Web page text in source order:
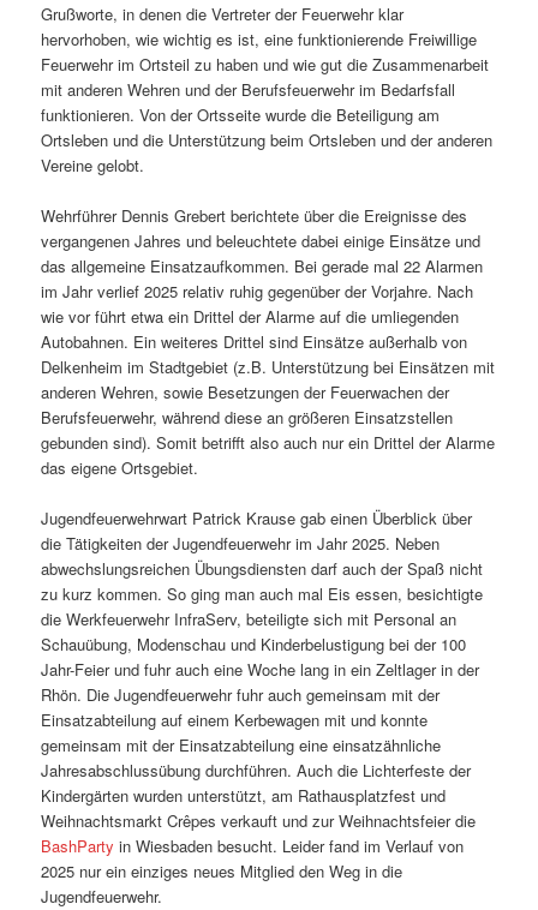
Grußworte, in denen die Vertreter der Feuerwehr klar
hervorhoben, wie wichtig es ist, eine funktionierende Freiwillige
Feuerwehr im Ortsteil zu haben und wie gut die Zusammenarbeit
mit anderen Wehren und der Berufsfeuerwehr im Bedarfsfall
funktionieren. Von der Ortsseite wurde die Beteiligung am
Ortsleben und die Unterstützung beim Ortsleben und der anderen
Vereine gelobt.
Wehrführer Dennis Grebert berichtete über die Ereignisse des
vergangenen Jahres und beleuchtete dabei einige Einsätze und
das allgemeine Einsatzaufkommen. Bei gerade mal 22 Alarmen
im Jahr verlief 2025 relativ ruhig gegenüber der Vorjahre. Nach
wie vor führt etwa ein Drittel der Alarme auf die umliegenden
Autobahnen. Ein weiteres Drittel sind Einsätze außerhalb von
Delkenheim im Stadtgebiet (z.B. Unterstützung bei Einsätzen mit
anderen Wehren, sowie Besetzungen der Feuerwachen der
Berufsfeuerwehr, während diese an größeren Einsatzstellen
gebunden sind). Somit betrifft also auch nur ein Drittel der Alarme
das eigene Ortsgebiet.
Jugendfeuerwehrwart Patrick Krause gab einen Überblick über
die Tätigkeiten der Jugendfeuerwehr im Jahr 2025. Neben
abwechslungsreichen Übungsdiensten darf auch der Spaß nicht
zu kurz kommen. So ging man auch mal Eis essen, besichtigte
die Werkfeuerwehr InfraServ, beteiligte sich mit Personal an
Schauübung, Modenschau und Kinderbelustigung bei der 100
Jahr-Feier und fuhr auch eine Woche lang in ein Zeltlager in der
Rhön. Die Jugendfeuerwehr fuhr auch gemeinsam mit der
Einsatzabteilung auf einem Kerbewagen mit und konnte
gemeinsam mit der Einsatzabteilung eine einsatzähnliche
Jahresabschlussübung durchführen. Auch die Lichterfeste der
Kindergärten wurden unterstützt, am Rathausplatzfest und
Weihnachtsmarkt Crêpes verkauft und zur Weihnachtsfeier die
BashParty in Wiesbaden besucht. Leider fand im Verlauf von
2025 nur ein einziges neues Mitglied den Weg in die
Jugendfeuerwehr.